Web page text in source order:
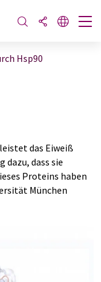
Hsp90
das Eiweiß
dazu, dass sie
Proteins haben
München